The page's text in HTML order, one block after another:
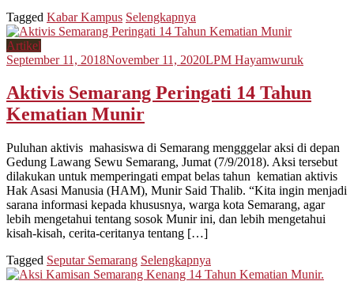
Tagged Kabar Kampus Selengkapnya
Artikel
September 11, 2018November 11, 2020LPM Hayamwuruk
Aktivis Semarang Peringati 14 Tahun
Kematian Munir
Puluhan aktivis mahasiswa di Semarang mengggelar aksi di depan
Gedung Lawang Sewu Semarang, Jumat (7/9/2018). Aksi tersebut
dilakukan untuk memperingati empat belas tahun kematian aktivis
Hak Asasi Manusia (HAM), Munir Said Thalib. “Kita ingin menjadi
sarana informasi kepada khususnya, warga kota Semarang, agar
lebih mengetahui tentang sosok Munir ini, dan lebih mengetahui
kisah-kisah, cerita-ceritanya tentang […]
Tagged Seputar Semarang Selengkapnya